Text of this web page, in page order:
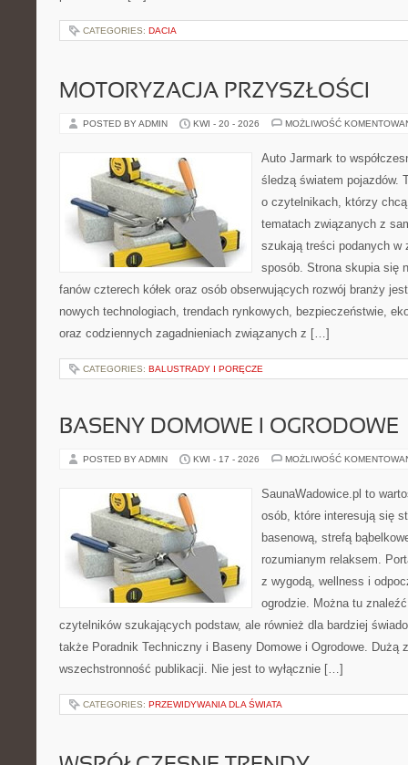
CATEGORIES: DACIA
MOTORYZACJA PRZYSZŁOŚCI
POSTED BY ADMIN KWI - 20 - 2026 MOŻLIWOŚĆ
Auto Jarmark to
śledzą światem pojazdów.
o czytelnikach, którzy
tematach związanych z
szukają treści podanych w
sposób. Strona skupia się
fanów czterech kółek oraz osób obserwujących rozwój branży
nowych technologiach, trendach rynkowych, bezpieczeństwie,
oraz codziennych zagadnieniach związanych z […]
CATEGORIES: BALUSTRADY I PORĘCZE
BASENY DOMOWE I OGRODOWE
POSTED BY ADMIN KWI - 17 - 2026 MOŻLIWOŚĆ
SaunaWadowice.pl to
osób, które interesują się
basenową, strefą
rozumianym relaksem.
z wygodą, wellness i
ogrodzie. Można tu
czytelników szukających podstaw, ale również dla bardziej
także Poradnik Techniczny i Baseny Domowe i Ogrodowe. Dużą
wszechstronność publikacji. Nie jest to wyłącznie […]
CATEGORIES: PRZEWIDYWANIA DLA ŚWIATA